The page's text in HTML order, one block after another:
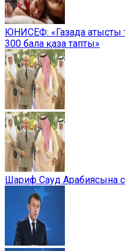
ЮНИСЕФ: «Газада атысты
300 бала қаза тапты»
Шариф Сауд Арабиясына